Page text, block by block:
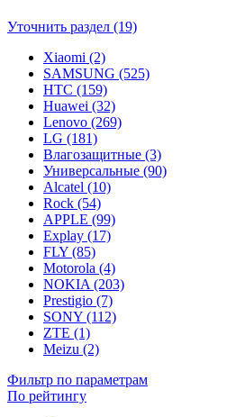
Уточнить раздел (19)
Xiaomi (2)
SAMSUNG (525)
HTC (159)
Huawei (32)
Lenovo (269)
LG (181)
Влагозащитные (3)
Универсальные (90)
Alcatel (10)
Rock (54)
APPLE (99)
Explay (17)
FLY (85)
Motorola (4)
NOKIA (203)
Prestigio (7)
SONY (112)
ZTE (1)
Meizu (2)
Фильтр по параметрам
По рейтингу